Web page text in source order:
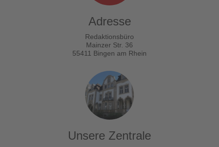
Adresse
Redaktionsbüro
Mainzer Str. 36
55411 Bingen am Rhein
Unsere Zentrale